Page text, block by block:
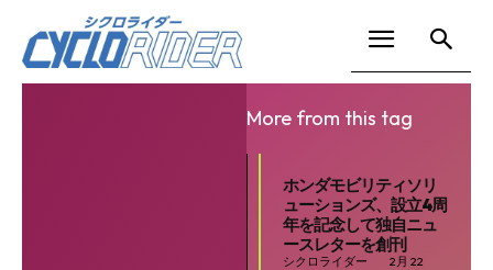
More from this tag
ホンダモビリティソリ
ューションズ、設立4周
年を記念して独自ニュ
ースレターを創刊
シクロライダー 2月 22